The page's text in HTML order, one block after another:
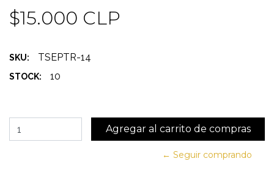
$15.000 CLP
SKU: TSEPTR-14
STOCK: 10
← Seguir comprando